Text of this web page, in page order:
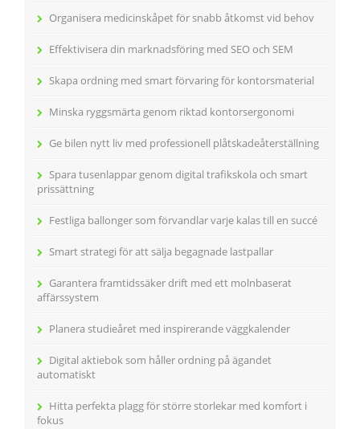
Organisera medicinskåpet för snabb åtkomst vid behov
Effektivisera din marknadsföring med SEO och SEM
Skapa ordning med smart förvaring för kontorsmaterial
Minska ryggsmärta genom riktad kontorsergonomi
Ge bilen nytt liv med professionell plåtskadeåterställning
Spara tusenlappar genom digital trafikskola och smart
prissättning
Festliga ballonger som förvandlar varje kalas till en succé
Smart strategi för att sälja begagnade lastpallar
Garantera framtidssäker drift med ett molnbaserat
affärssystem
Planera studieåret med inspirerande väggkalender
Digital aktiebok som håller ordning på ägandet
automatiskt
Hitta perfekta plagg för större storlekar med komfort i
fokus